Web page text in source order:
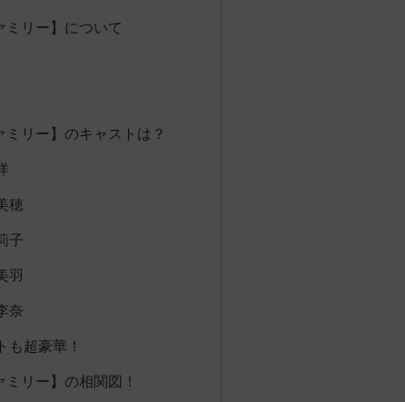
ミリー】について
リー】のキャストは？
穂
子
羽
奈
も超豪華！
リー】の相関図！